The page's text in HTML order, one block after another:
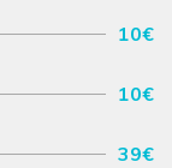
10€
10€
39€